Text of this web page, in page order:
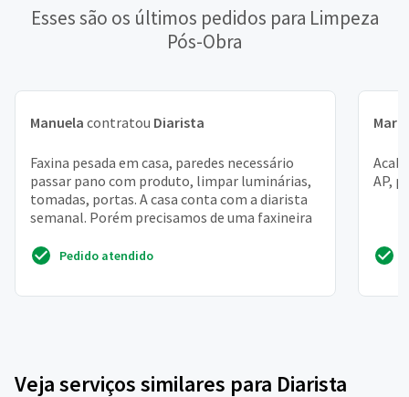
Esses são os últimos pedidos para Limpeza
Pós-Obra
Manuela contratou Diarista
Faxina pesada em casa, paredes necessário
passar pano com produto, limpar luminárias,
tomadas, portas. A casa conta com a diarista
semanal. Porém precisamos de uma faxineira
Pedido atendido
AP,
Veja serviços similares para Diarista